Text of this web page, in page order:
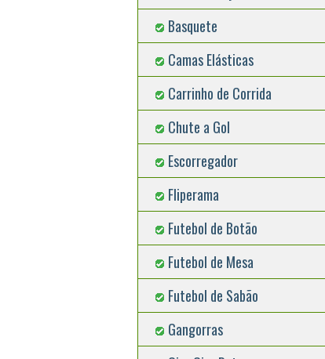
Basquete
Camas Elásticas
Carrinho de Corrida
Chute a Gol
Escorregador
Fliperama
Futebol de Botão
Futebol de Mesa
Futebol de Sabão
Gangorras